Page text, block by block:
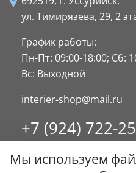
ул. Тимирязева, 29, 2
График работы:
Пн-Пт: 09:00-18:00; Сб:
Вс: Выходной
interier-shop@mail.ru
+7 (924) 722-
8 (4234) 32-17-
Заказать обратный
Мы используем